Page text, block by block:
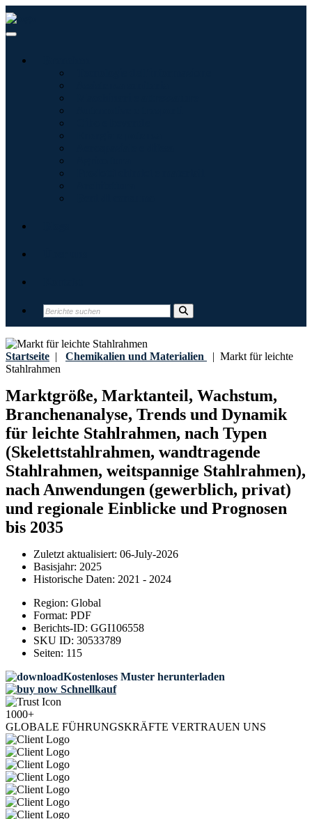
Startseite | Chemikalien und Materialien | Markt für leichte
Stahlrahmen
Marktgröße, Marktanteil, Wachstum,
Branchenanalyse, Trends und Dynamik
für leichte Stahlrahmen, nach Typen
(Skelettstahlrahmen, wandtragende
Stahlrahmen, weitspannige Stahlrahmen),
nach Anwendungen (gewerblich, privat)
und regionale Einblicke und Prognosen
bis 2035
Zuletzt aktualisiert: 06-July-2026
Basisjahr: 2025
Historische Daten: 2021 - 2024
Region: Global
Format: PDF
Berichts-ID: GGI106558
SKU ID: 30533789
Seiten: 115
Kostenloses Muster herunterladen
Schnellkauf
1000+
GLOBALE FÜHRUNGSKRÄFTE VERTRAUEN UNS